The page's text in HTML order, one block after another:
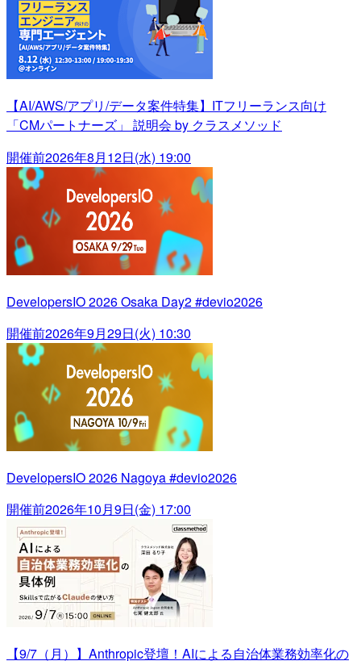
【AI/AWS/アプリ/データ案件特集】ITフリーランス向け
「CMパートナーズ」 説明会 by クラスメソッド
開催前2026年8月12日(水) 19:00
DevelopersIO 2026 Osaka Day2 #devio2026
開催前2026年9月29日(火) 10:30
DevelopersIO 2026 Nagoya #devio2026
開催前2026年10月9日(金) 17:00
【9/7（月）】Anthropic登壇！AIによる自治体業務効率化の